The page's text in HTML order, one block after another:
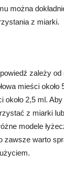
można
z miarki.
zależy od
mieści
około 2,5 ml.
z miarki
modele
zawsze warto